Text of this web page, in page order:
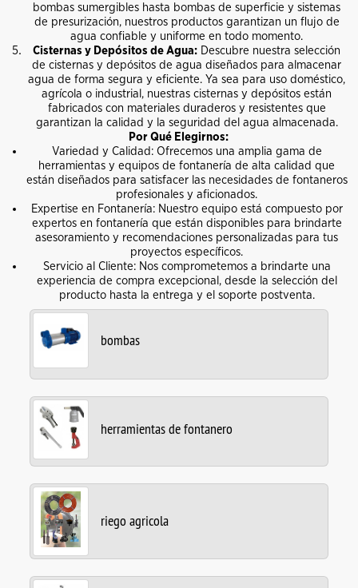
bombas sumergibles hasta bombas de superficie y sistemas
de presurización, nuestros productos garantizan un flujo de
agua confiable y uniforme en todo momento.
Cisternas y Depósitos de Agua: Descubre nuestra selección
de cisternas y depósitos de agua diseñados para almacenar
agua de forma segura y eficiente. Ya sea para uso doméstico,
agrícola o industrial, nuestras cisternas y depósitos están
fabricados con materiales duraderos y resistentes que
garantizan la calidad y la seguridad del agua almacenada.
Por Qué Elegirnos:
Variedad y Calidad: Ofrecemos una amplia gama de
herramientas y equipos de fontanería de alta calidad que
están diseñados para satisfacer las necesidades de fontaneros
profesionales y aficionados.
Expertise en Fontanería: Nuestro equipo está compuesto por
expertos en fontanería que están disponibles para brindarte
asesoramiento y recomendaciones personalizadas para tus
proyectos específicos.
Servicio al Cliente: Nos comprometemos a brindarte una
experiencia de compra excepcional, desde la selección del
producto hasta la entrega y el soporte postventa.
bombas
herramientas de fontanero
riego agricola